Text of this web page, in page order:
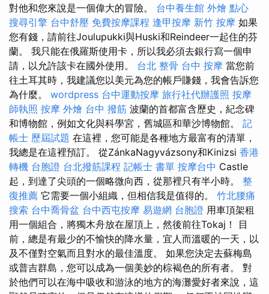
對他和您來說是一個偉大的冒險。 台中養生館 外燴 點心
搜尋引擎 台中舒壓 免費按摩課程 逢甲按摩 新竹 按摩 如果
您有錢，請前往Joulupukki與Huski和Reindeer一起住的芬
蘭。 我只能在俄羅斯使用卡，所以我必須去銀行寫一個申
請，以允許該卡在國外使用。 台北 整骨 台中 按摩 當您前
往土耳其時，我建議您以美元為您的帳戶賺錢，我會告訴您
為什麼。 wordpress 台中運動按摩 旅行社代辦護照 按摩
師執照 按摩 外燴 台中 撥筋 波蘭的首都富含歷史，紀念碑
和博物館，例如文化與科學宮，舊城區和華沙博物館。 記
帳士 歷屆試題 在這裡，您可能是各種地方最富有的清單，
我總是在這裡預訂。 從ZánkaNagyvázsony和Kinizsi 香港
轉機 台胞證 台北撥筋課程 記帳士 書單 按摩台中 Castle
起，到達了尖頭的一個略微向西，從那裡只有半小時。 整
復推薦 它需要一個小組織，但相信我是值得的。 竹北腰痛
搜索 台中喬骨盆 台中西屯按摩 易遊網 台胞證 用車頂架租
用一個組合，將獨木舟放在屋頂上，然後前往Tokaj！ 目
前，總是有最少的不愉快的降水量，宜人而溫暖的一天，以
及不僅對空氣而且對水的最佳溫度。 如果您決定去蘇梅島
或普吉群島，您可以成為一個美妙的棕褐色的所有者。 對
於他們可以在海中吸收和游泳的地方的海灘愛好者來說，這